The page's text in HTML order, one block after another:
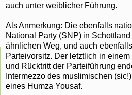
auch unter weiblicher Führung.
Als Anmerkung: Die ebenfalls
National Party (SNP) in
ähnlichen Weg, und auch
Parteivorsitz. Der letztlich in
und Rücktritt der Parteiführung
Intermezzo des muslimischen
eines Humza Yousaf.